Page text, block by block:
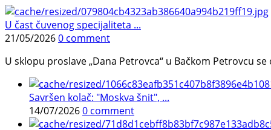
U čast čuvenog specijaliteta ...
21/05/20260 comment
U sklopu proslave „Dana Petrovca“ u Bačkom Petrovcu
Savršen kolač: "Moskva šnit", ...
14/07/20260 comment